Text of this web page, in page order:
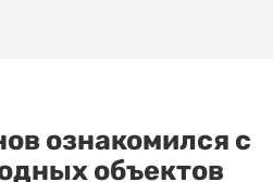
ознакомился с
объектов